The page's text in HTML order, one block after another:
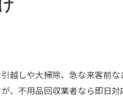
る方法
ントを解説
選び方
越しや大掃除、急な来客前
、不用品回収業者なら即日